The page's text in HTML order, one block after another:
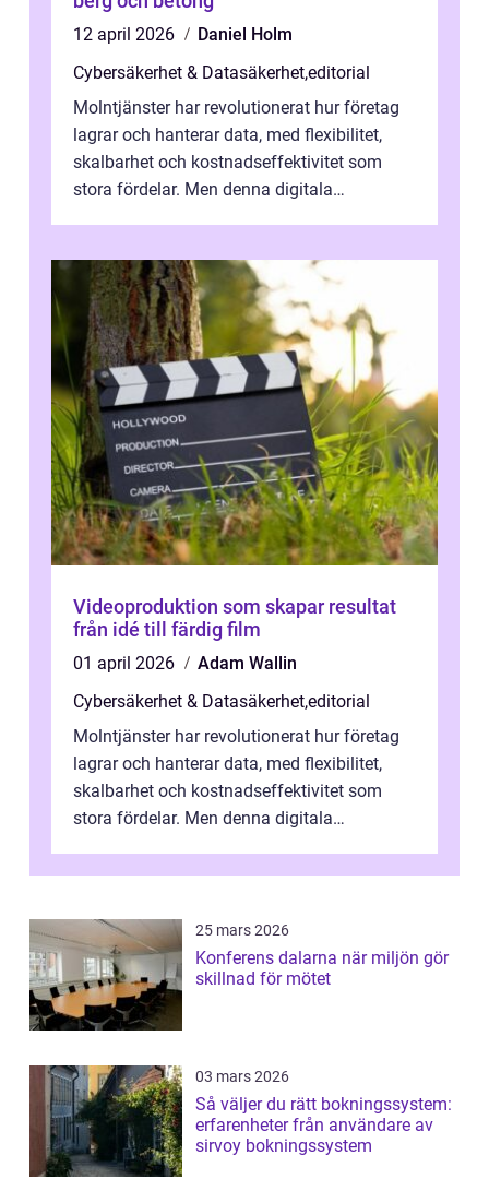
12 april 2026
Daniel Holm
Cybersäkerhet & Datasäkerhet,editorial
Molntjänster har revolutionerat hur företag
lagrar och hanterar data, med flexibilitet,
skalbarhet och kostnadseffektivitet som
stora fördelar. Men denna digitala
Videoproduktion som skapar resultat
från idé till färdig film
01 april 2026
Adam Wallin
Cybersäkerhet & Datasäkerhet,editorial
Molntjänster har revolutionerat hur företag
lagrar och hanterar data, med flexibilitet,
skalbarhet och kostnadseffektivitet som
stora fördelar. Men denna digitala
25 mars 2026
Konferens dalarna när miljön gör
skillnad för mötet
03 mars 2026
Så väljer du rätt bokningssystem:
erfarenheter från användare av
sirvoy bokningssystem